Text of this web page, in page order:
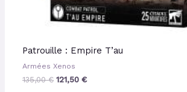
Patrouille : Empire T’au
Armées Xenos
135,00€ 121,50€